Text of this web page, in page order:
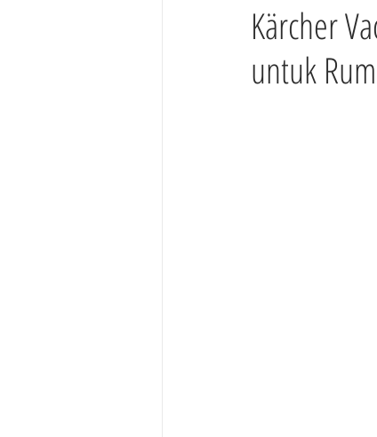
Kärcher
untuk